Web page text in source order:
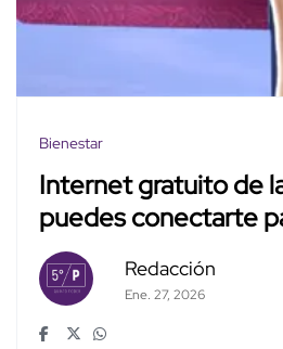
Bienestar
Internet gratuito de
puedes conectarte
Redacción
Ene. 27, 2026